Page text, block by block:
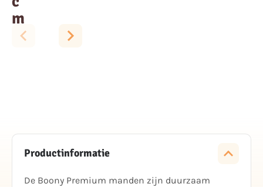
m
Productinformatie
De Boony Premium manden zijn duurzaam